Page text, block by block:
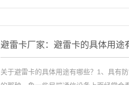
避雷卡厂家：避雷卡的具体用途
关于避雷卡的具体用途有哪些？1、具有